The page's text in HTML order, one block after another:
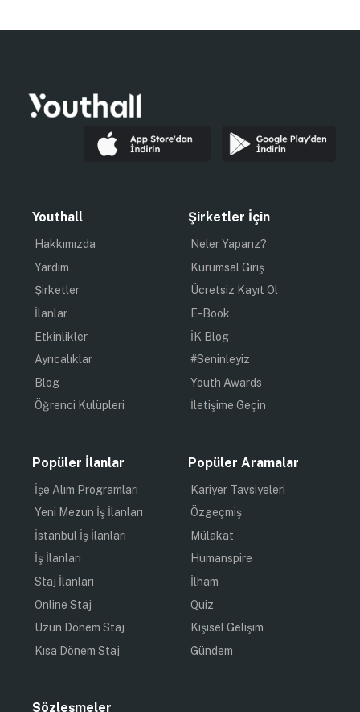
Youthall
Hakkımızda
Yardım
Şirketler
İlanlar
Etkinlikler
Ayrıcalıklar
Blog
Öğrenci Kulüpleri
Şirketler İçin
Neler Yaparız?
Kurumsal Giriş
Ücretsiz Kayıt Ol
E-Book
İK Blog
#Seninleyiz
Youth Awards
İletişime Geçin
Popüler İlanlar
İşe Alım Programları
Yeni Mezun İş İlanları
İstanbul İş İlanları
İş İlanları
Staj İlanları
Online Staj
Uzun Dönem Staj
Kısa Dönem Staj
Popüler Aramalar
Kariyer Tavsiyeleri
Özgeçmiş
Mülakat
Humanspire
İlham
Quiz
Kişisel Gelişim
Gündem
Sözleşmeler